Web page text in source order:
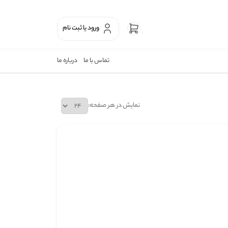
ورود یا ثبت نام
تماس با ما درباره ما
نمایش در هر صفحه: